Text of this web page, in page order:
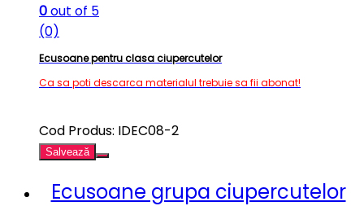
0out of 5
(0)
Ecusoane pentru clasa ciupercutelor
Ca sa poti descarca materialul trebuie sa fii abonat!
Cod Produs: IDEC08-2
Salvează
Ecusoane grupa ciupercutelor